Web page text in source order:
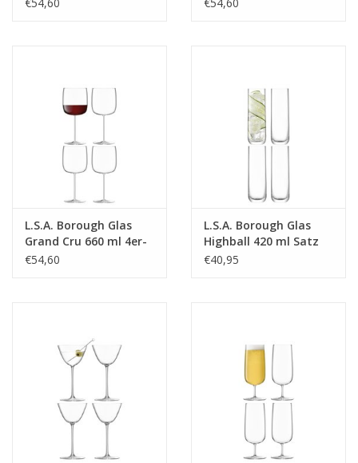
L.S.A. Borough Glas
Grand Cru 660 ml 4er-
Set
€54,60
L.S.A. Borough Glas
Highball 420 ml Satz
von 4 Stücken
€40,95